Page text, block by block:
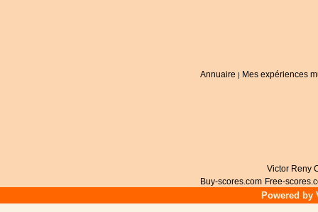
Annuaire | Mes expériences
Victor Reny
Buy-scores.com Free-
Powered by